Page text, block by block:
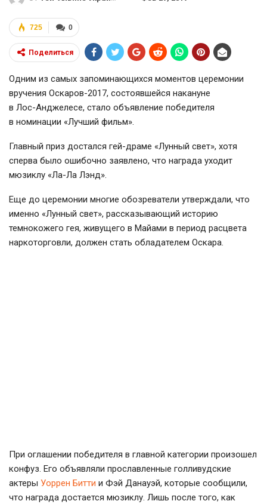
0
725
Поделиться
Одним из самых запоминающихся моментов церемонии
вручения Оскаров-2017, состоявшейся накануне
в Лос-Анджелесе, стало объявление победителя
в номинации «Лучший фильм».
Главный приз достался гей-драме «Лунный свет», хотя
сперва было ошибочно заявлено, что награда уходит
мюзиклу «Ла-Ла Лэнд».
Еще до церемонии многие обозреватели утверждали, что
именно «Лунный свет», рассказывающий историю
темнокожего гея, живущего в Майами в период расцвета
наркоторговли, должен стать обладателем Оскара.
При оглашении победителя в главной категории произошел
конфуз. Его объявляли прославленные голливудские
актеры Уоррен Битти и Фэй Данауэй, которые сообщили,
что награда достается мюзиклу. Лишь после того, как